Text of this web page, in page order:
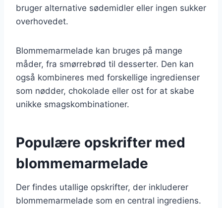
bruger alternative sødemidler eller ingen sukker
overhovedet.
Blommemarmelade kan bruges på mange
måder, fra smørrebrød til desserter. Den kan
også kombineres med forskellige ingredienser
som nødder, chokolade eller ost for at skabe
unikke smagskombinationer.
Populære opskrifter med
blommemarmelade
Der findes utallige opskrifter, der inkluderer
blommemarmelade som en central ingrediens.